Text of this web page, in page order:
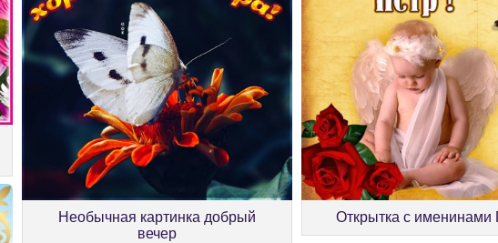
Необычная картинка добрый
вечер
Открытка с именинами